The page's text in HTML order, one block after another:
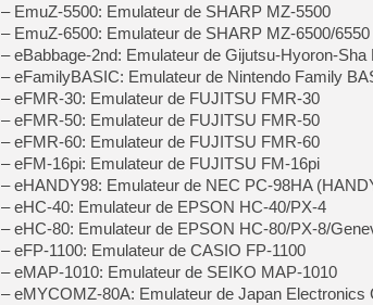
– EmuZ-5500: Emulateur de SHARP MZ-5500
– EmuZ-6500: Emulateur de SHARP MZ-6500/6550
– eBabbage-2nd: Emulateur de Gijutsu-Hyoron-Sha
– eFamilyBASIC: Emulateur de Nintendo Family
– eFMR-30: Emulateur de FUJITSU FMR-30
– eFMR-50: Emulateur de FUJITSU FMR-50
– eFMR-60: Emulateur de FUJITSU FMR-60
– eFM-16pi: Emulateur de FUJITSU FM-16pi
– eHANDY98: Emulateur de NEC PC-98HA
– eHC-40: Emulateur de EPSON HC-40/PX-4
– eHC-80: Emulateur de EPSON HC-80/PX-8/
– eFP-1100: Emulateur de CASIO FP-1100
– eMAP-1010: Emulateur de SEIKO MAP-1010
– eMYCOMZ-80A: Emulateur de Japan Electronics